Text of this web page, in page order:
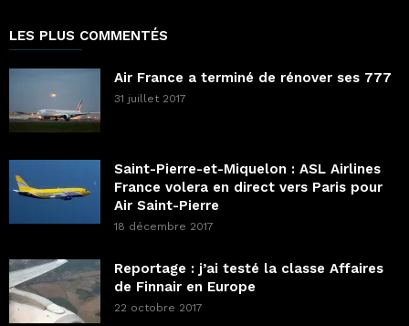
LES PLUS COMMENTÉS
Air France a terminé de rénover ses 777
31 juillet 2017
Saint-Pierre-et-Miquelon : ASL Airlines
France volera en direct vers Paris pour
Air Saint-Pierre
18 décembre 2017
Reportage : j’ai testé la classe Affaires
de Finnair en Europe
22 octobre 2017